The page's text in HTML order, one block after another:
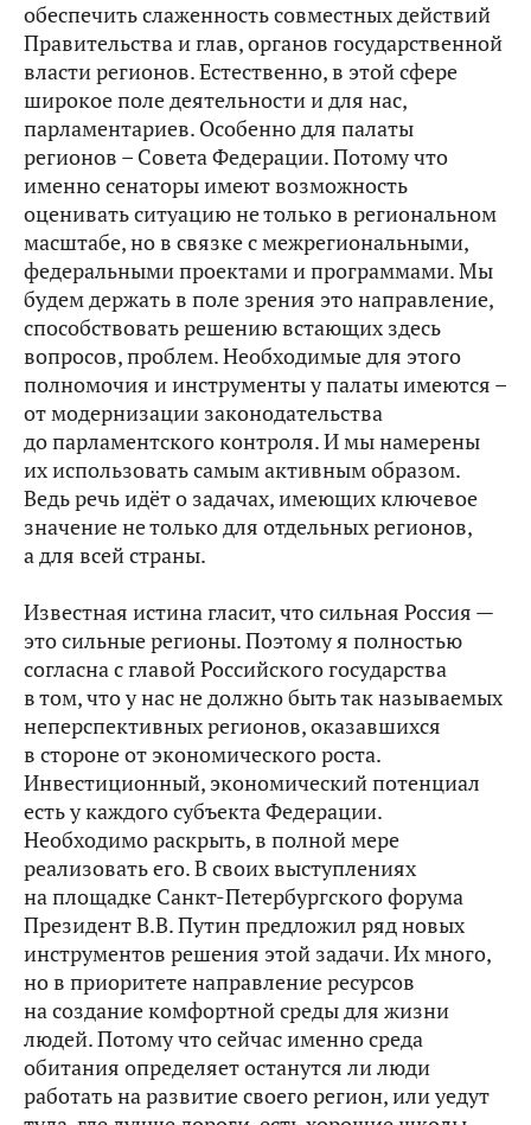
обеспечить слаженность совместных действий
Правительства и глав, органов государственной
власти регионов. Естественно, в этой сфере
широкое поле деятельности и для нас,
парламентариев. Особенно для палаты
регионов – Совета Федерации. Потому что
именно сенаторы имеют возможность
оценивать ситуацию не только в региональном
масштабе, но в связке с межрегиональными,
федеральными проектами и программами. Мы
будем держать в поле зрения это направление,
способствовать решению встающих здесь
вопросов, проблем. Необходимые для этого
полномочия и инструменты у палаты имеются –
от модернизации законодательства
до парламентского контроля. И мы намерены
их использовать самым активным образом.
Ведь речь идёт о задачах, имеющих ключевое
значение не только для отдельных регионов,
а для всей страны.
Известная истина гласит, что сильная Россия —
это сильные регионы. Поэтому я полностью
согласна с главой Российского государства
в том, что у нас не должно быть так называемых
неперспективных регионов, оказавшихся
в стороне от экономического роста.
Инвестиционный, экономический потенциал
есть у каждого субъекта Федерации.
Необходимо раскрыть, в полной мере
реализовать его. В своих выступлениях
на площадке Санкт-Петербургского форума
Президент В.В. Путин предложил ряд новых
инструментов решения этой задачи. Их много,
но в приоритете направление ресурсов
на создание комфортной среды для жизни
людей. Потому что сейчас именно среда
обитания определяет останутся ли люди
работать на развитие своего регион, или уедут